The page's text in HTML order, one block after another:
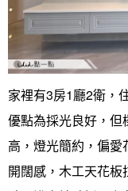
家裡有3房1廳2衛，
優點為採光良好，
高，燈光簡約，偏
開闊感，木工天花